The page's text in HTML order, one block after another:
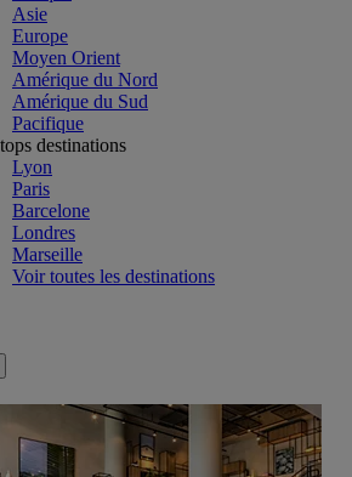
Asie
Europe
Moyen Orient
Amérique du Nord
Amérique du Sud
Pacifique
destinations
Lyon
Paris
Barcelone
Londres
Marseille
Voir toutes les destinations